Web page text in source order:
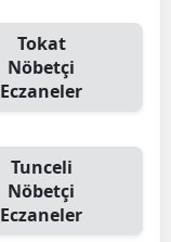
Tokat
Nöbetçi
Eczaneler
Tunceli
Nöbetçi
Eczaneler